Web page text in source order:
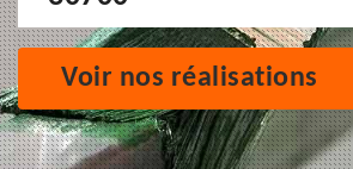
Voir nos réalisations